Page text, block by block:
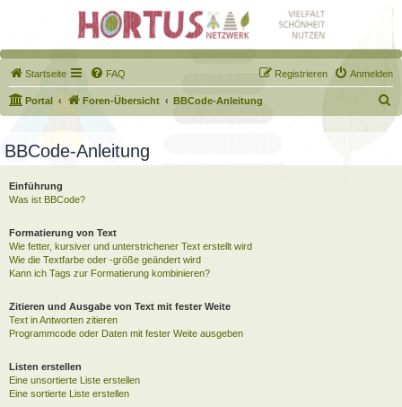
Startseite FAQ Anmelden
Registrieren
Portal Foren-Übersicht BBCode-Anleitung
u
h
BBCode-Anleitung
Einführung
Was ist BBCode?
Formatierung von Text
Wie fetter, kursiver und unterstrichener Text erstellt wird
Wie die Textfarbe oder -größe geändert wird
Kann ich Tags zur Formatierung kombinieren?
Zitieren und Ausgabe von Text mit fester Weite
Text in Antworten zitieren
Programmcode oder Daten mit fester Weite ausgeben
Listen erstellen
Eine unsortierte Liste erstellen
Eine sortierte Liste erstellen